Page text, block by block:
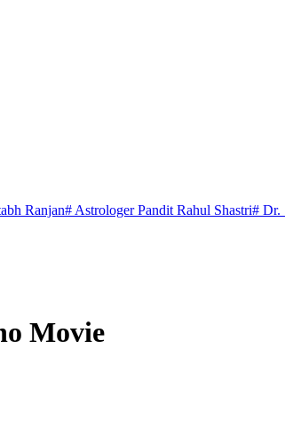
Ranjan# Astrologer Pandit Rahul Shastri# Dr.
Movie